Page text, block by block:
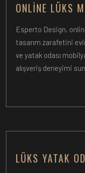
ONLINE LÜKS
Esperto Design,
tasarım zarafetini
ve yatak odası
alışveriş deneyimi
LÜKS YATAK